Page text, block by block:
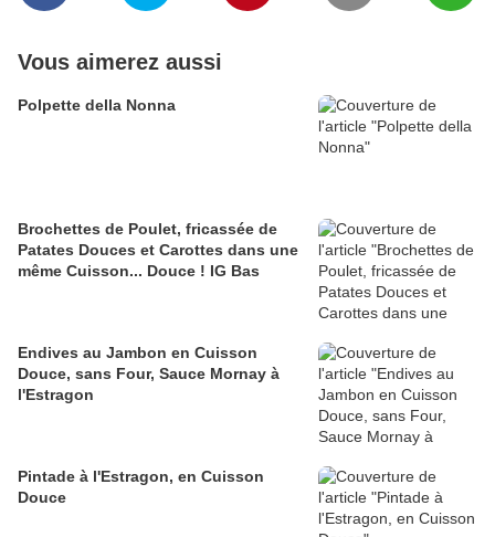
Vous aimerez aussi
Polpette della Nonna
Brochettes de Poulet, fricassée de
Patates Douces et Carottes dans une
même Cuisson... Douce ! IG Bas
Endives au Jambon en Cuisson
Douce, sans Four, Sauce Mornay à
l'Estragon
Pintade à l'Estragon, en Cuisson
Douce